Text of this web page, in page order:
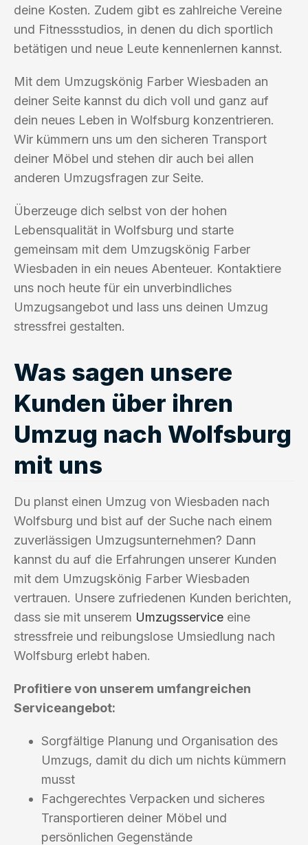
deine Kosten. Zudem gibt es zahlreiche Vereine
und Fitnessstudios, in denen du dich sportlich
betätigen und neue Leute kennenlernen kannst.
Mit dem Umzugskönig Farber Wiesbaden an
deiner Seite kannst du dich voll und ganz auf
dein neues Leben in Wolfsburg konzentrieren.
Wir kümmern uns um den sicheren Transport
deiner Möbel und stehen dir auch bei allen
anderen Umzugsfragen zur Seite.
Überzeuge dich selbst von der hohen
Lebensqualität in Wolfsburg und starte
gemeinsam mit dem Umzugskönig Farber
Wiesbaden in ein neues Abenteuer. Kontaktiere
uns noch heute für ein unverbindliches
Umzugsangebot und lass uns deinen Umzug
stressfrei gestalten.
Was sagen unsere
Kunden über ihren
Umzug nach Wolfsburg
mit uns
Du planst einen Umzug von Wiesbaden nach
Wolfsburg und bist auf der Suche nach einem
zuverlässigen Umzugsunternehmen? Dann
kannst du auf die Erfahrungen unserer Kunden
mit dem Umzugskönig Farber Wiesbaden
vertrauen. Unsere zufriedenen Kunden berichten,
dass sie mit unserem Umzugsservice eine
stressfreie und reibungslose Umsiedlung nach
Wolfsburg erlebt haben.
Profitiere von unserem umfangreichen
Serviceangebot:
Sorgfältige Planung und Organisation des
Umzugs, damit du dich um nichts kümmern
musst
Fachgerechtes Verpacken und sicheres
Transportieren deiner Möbel und
persönlichen Gegenstände